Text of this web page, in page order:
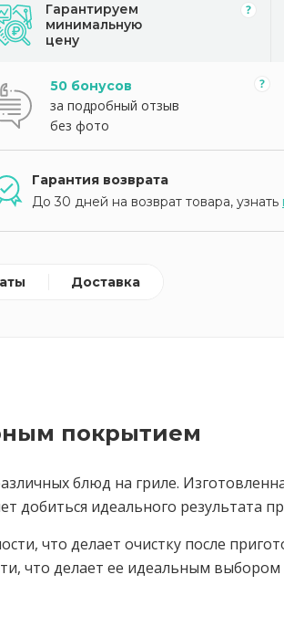
Гарантируем
минимальную
цену
50 бонусов
за подробный отзыв
без фото
Гарантия возврата
До 30 дней на возврат товара, узнать
Доставка
покрытием
блюд на гриле.
добиться идеального результата
что делает очистку после
что делает ее идеальным